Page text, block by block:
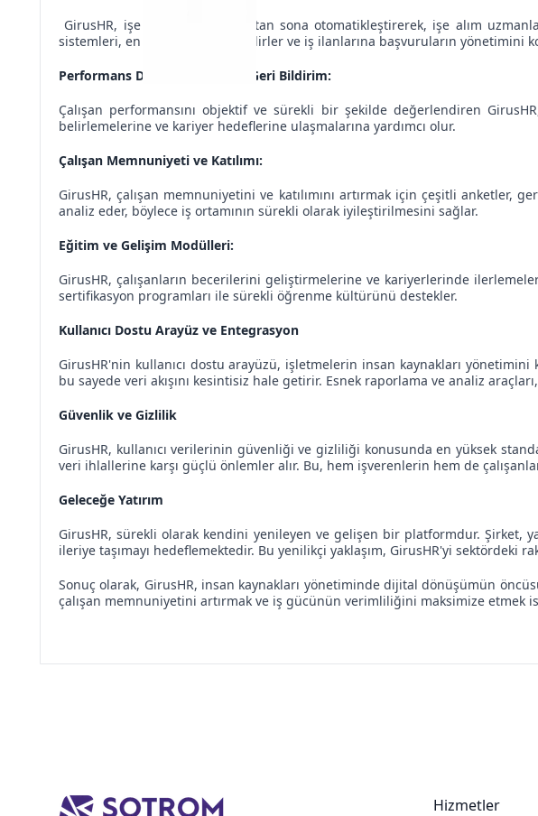
GirusHR, işe alım sürecini baştan sona otomatikleştirerek, işe alım
sistemleri, en uygun adayları belirler ve iş ilanlarına başvuruların yönetimini
Performans Değerlendirme ve Geri Bildirim:
Çalışan performansını objektif ve sürekli bir şekilde değerlendiren
belirlemelerine ve kariyer hedeflerine ulaşmalarına yardımcı olur.
Çalışan Memnuniyeti ve Katılımı:
GirusHR, çalışan memnuniyetini ve katılımını artırmak için çeşitli
analiz eder, böylece iş ortamının sürekli olarak iyileştirilmesini sağlar.
Eğitim ve Gelişim Modülleri:
GirusHR, çalışanların becerilerini geliştirmelerine ve kariyerlerinde
sertifikasyon programları ile sürekli öğrenme kültürünü destekler.
Kullanıcı Dostu Arayüz ve Entegrasyon
GirusHR'nin kullanıcı dostu arayüzü, işletmelerin insan kaynakları
bu sayede veri akışını kesintisiz hale getirir. Esnek raporlama ve analiz
Güvenlik ve Gizlilik
GirusHR, kullanıcı verilerinin güvenliği ve gizliliği konusunda en yüksek
veri ihlallerine karşı güçlü önlemler alır. Bu, hem işverenlerin hem de
Geleceğe Yatırım
GirusHR, sürekli olarak kendini yenileyen ve gelişen bir platformdur. Şirket,
ileriye taşımayı hedeflemektedir. Bu yenilikçi yaklaşım, GirusHR'yi sektördeki
Sonuç olarak, GirusHR, insan kaynakları yönetiminde dijital dönüşümün
çalışan memnuniyetini artırmak ve iş gücünün verimliliğini maksimize etmek
Hizmetler